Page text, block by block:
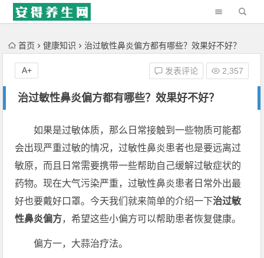
'); })();
首页 健康知识 治过敏性鼻炎偏方都有哪些？效果好不好？
治过敏性鼻炎偏方都有哪些？效果好不好？
发表评论 2,357
A+
如果是过敏体质，那么日常接触到一些物质可能都
会出现严重过敏的情况，过敏性鼻炎患者也是要远离过
敏原，而且日常需要携带一些帮助自己缓解过敏症状的
药物。现在大气污染严重，过敏性鼻炎患者日常外出最
好也要戴好口罩。今天我们就来简单的介绍一下治过敏
性鼻炎偏方，希望这些小偏方可以帮助患者恢复健康。
偏方一，大蒜治疗法。